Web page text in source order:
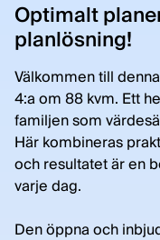
Optimalt
planlösning!
Välkommen till
4:a om 88 kvm. Ett
familjen som
Här kombineras
och resultatet är en
varje dag.
Den öppna och